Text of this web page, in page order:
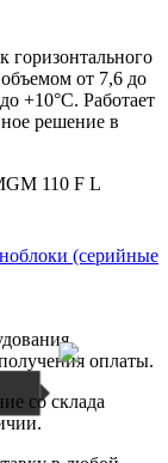
горизонтального
от 7,6 до
+10°C. Работает
решение в
110 F L
(серийные
оплаты.
со склада